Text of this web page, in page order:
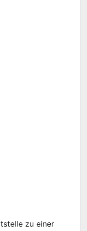
zu einer